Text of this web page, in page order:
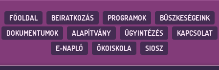
FŐOLDAL BEIRATKOZÁS PROGRAMOK
BÜSZKESÉGEINK
DOKUMENTUMOK
ALAPÍTVÁNY ÜGYINTÉZÉS
KAPCSOLAT
E-NAPLÓ
ÖKOISKOLA SIOSZ